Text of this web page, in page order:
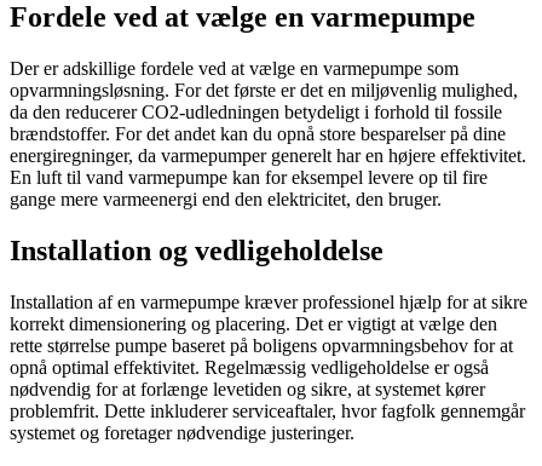
Fordele ved at vælge en varmepumpe
Der er adskillige fordele ved at vælge en varmepumpe som
opvarmningsløsning. For det første er det en miljøvenlig mulighed,
da den reducerer CO2-udledningen betydeligt i forhold til fossile
brændstoffer. For det andet kan du opnå store besparelser på dine
energiregninger, da varmepumper generelt har en højere effektivitet.
En luft til vand varmepumpe kan for eksempel levere op til fire
gange mere varmeenergi end den elektricitet, den bruger.
Installation og vedligeholdelse
Installation af en varmepumpe kræver professionel hjælp for at sikre
korrekt dimensionering og placering. Det er vigtigt at vælge den
rette størrelse pumpe baseret på boligens opvarmningsbehov for at
opnå optimal effektivitet. Regelmæssig vedligeholdelse er også
nødvendig for at forlænge levetiden og sikre, at systemet kører
problemfrit. Dette inkluderer serviceaftaler, hvor fagfolk gennemgår
systemet og foretager nødvendige justeringer.